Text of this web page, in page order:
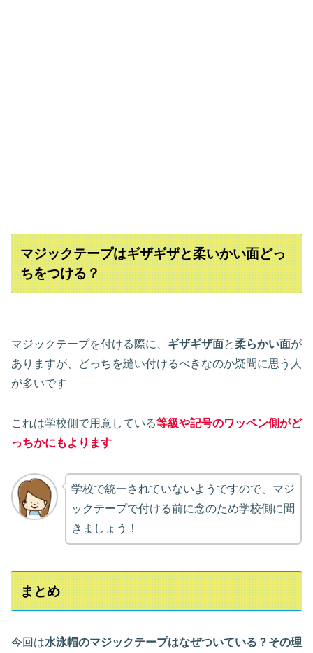
マジックテープはギザギザと柔いかい面どっ
ちをつける？
マジックテープを付ける際に、 ギザギザ面と柔らかい面が
ありますが、どっちを縫い付けるべきなのか疑問に思う人
が多いです
これは学校側で用意している等級や記号のワッペン側がど
っちかにもよります
学校で統一されていないようですので、マジ
ックテープで付ける前に念のため学校側に聞
きましょう！
まとめ
今回は水泳帽のマジックテープはなぜついている？その理